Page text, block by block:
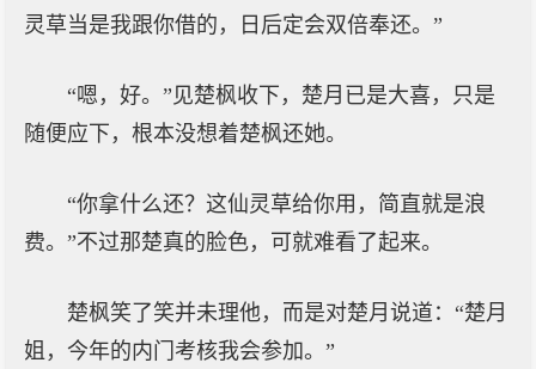
灵草当是我跟你借的，日后定会双倍奉还。”
“嗯，好。”见楚枫收下，楚月已是大喜，只是
随便应下，根本没想着楚枫还她。
“你拿什么还？这仙灵草给你用，简直就是浪
费。”不过那楚真的脸色，可就难看了起来。
楚枫笑了笑并未理他，而是对楚月说道：“楚月
姐，今年的内门考核我会参加。”